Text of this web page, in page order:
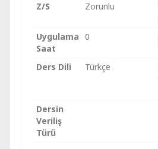
Z/S
Zorunlu
Uygulama
Saat
0
Ders Dili Türkçe
Dersin
Veriliş
Türü